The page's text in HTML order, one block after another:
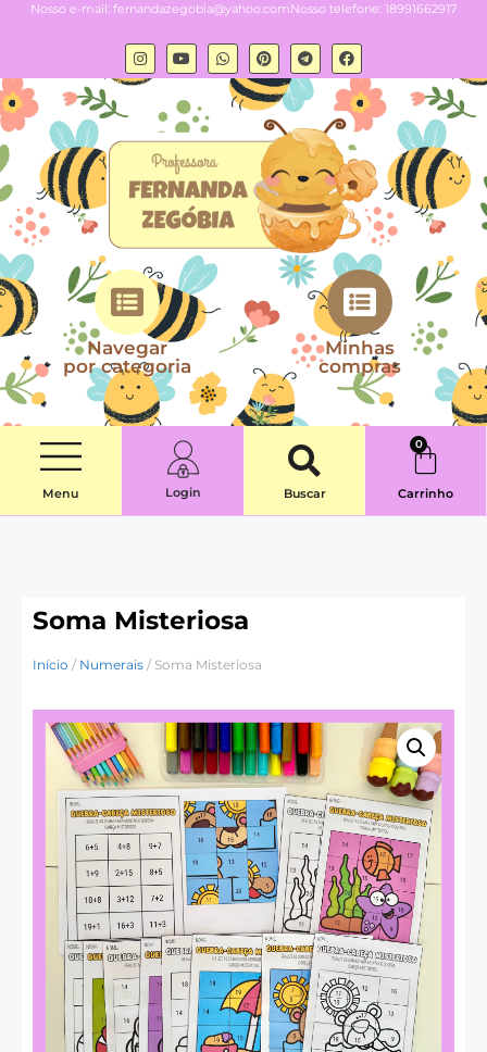
Nosso e-mail: fernandazegobia@yahoo.comNosso telefone: 18991662917
Navegar
por categoria
Minhas
compras
Menu Login Buscar
0
Carrinho
Soma Misteriosa
Início / Numerais / Soma Misteriosa